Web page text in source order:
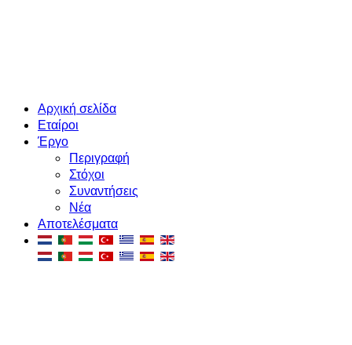
Αρχική σελίδα
Εταίροι
Έργο
Περιγραφή
Στόχοι
Συναντήσεις
Νέα
Αποτελέσματα